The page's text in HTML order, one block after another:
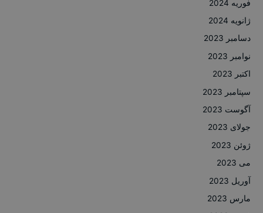
فوریه 2024
ژانویه 2024
دسامبر 2023
نوامبر 2023
اکتبر 2023
سپتامبر 2023
آگوست 2023
جولای 2023
ژوئن 2023
می 2023
آوریل 2023
مارس 2023